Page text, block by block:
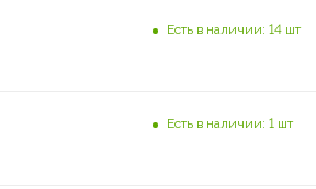
Есть в наличии: 14 шт
Есть в наличии: 1 шт